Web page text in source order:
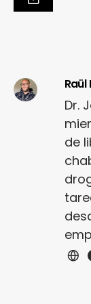
Raül
Dr.
de